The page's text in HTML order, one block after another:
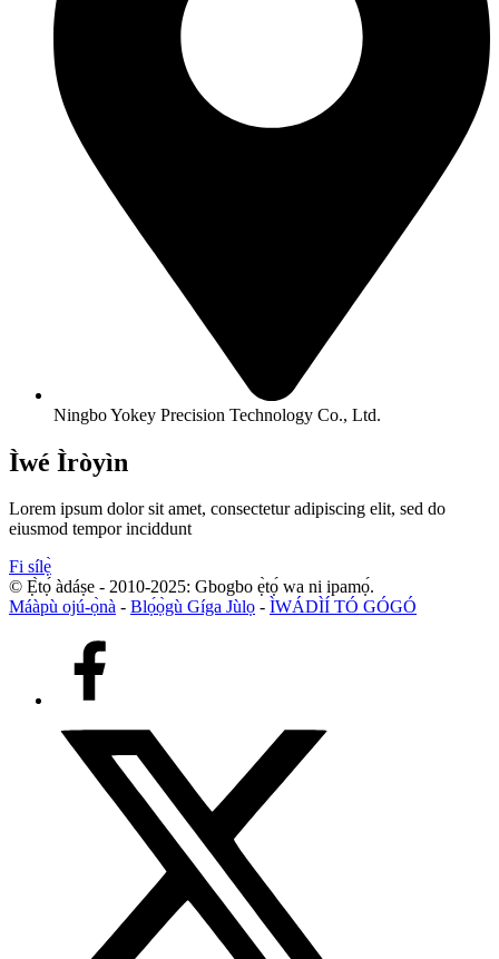
Ningbo Yokey Precision Technology Co., Ltd.
Ìwé Ìròyìn
Lorem ipsum dolor sit amet, consectetur adipiscing elit, sed do
eiusmod tempor inciddunt
Fi sílẹ̀
© Ẹ̀tọ́ àdáṣe - 2010-2025: Gbogbo ẹ̀tọ́ wa ni ipamọ́.
Máàpù ojú-ọ̀nà - Blọ́ọ̀gù Gíga Jùlọ - ÌWÁDÌÍ TÓ GÓGÓ